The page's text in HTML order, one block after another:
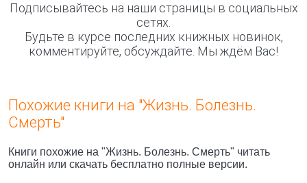
Подписывайтесь на наши страницы в социальных
сетях.
Будьте в курсе последних книжных новинок,
комментируйте, обсуждайте. Мы ждём Вас!
Похожие книги на "Жизнь. Болезнь.
Смерть"
Книги похожие на "Жизнь. Болезнь. Смерть" читать
онлайн или скачать бесплатно полные версии.